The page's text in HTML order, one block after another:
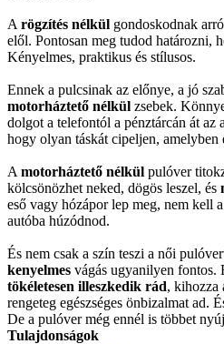
A rögzítés nélkül gondoskodnak
elől. Pontosan meg tudod határozni,
Kényelmes, praktikus és stílusos.
Ennek a pulcsinak az előnye, a jó
motorháztető nélkül zsebek.
dolgot a telefontól a pénztárcán át
hogy olyan táskát cipeljen, amelyben
A motorháztető nélkül pulóver
kölcsönözhet neked, dögös leszel, és
eső vagy hózápor lep meg, nem kell
autóba húzódnod.
És nem csak a szín teszi a női
kenyelmes vágás ugyanilyen fontos.
tökéletesen illeszkedik rád, kihozza
rengeteg egészséges önbizalmat ad.
De a pulóver még ennél is többet
Tulajdonságok